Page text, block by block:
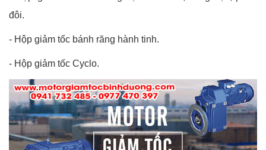
đôi.
- Hộp giảm tốc bánh răng hành tinh.
- Hộp giảm tốc Cyclo.